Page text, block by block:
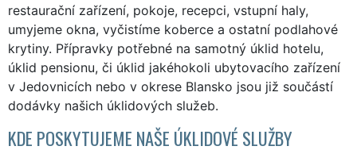
restaurační zařízení, pokoje, recepci, vstupní haly,
umyjeme okna, vyčistíme koberce a ostatní podlahové
krytiny. Přípravky potřebné na samotný úklid hotelu,
úklid pensionu, či úklid jakéhokoli ubytovacího zařízení
v Jedovnicích nebo v okrese Blansko jsou již součástí
dodávky našich úklidových služeb.
KDE POSKYTUJEME NAŠE ÚKLIDOVÉ SLUŽBY